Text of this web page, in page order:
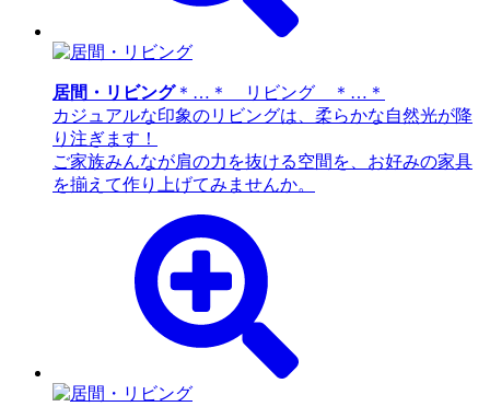
居間・リビング＊…＊ リビング ＊…＊
カジュアルな印象のリビングは、柔らかな自然光が降
り注ぎます！
ご家族みんなが肩の力を抜ける空間を、お好みの家具
を揃えて作り上げてみませんか。